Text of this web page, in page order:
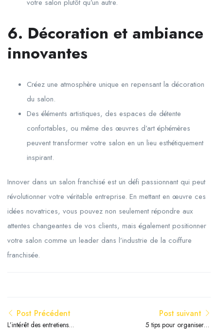
votre salon plutôt qu’un autre.
6. Décoration et ambiance
innovantes
Créez une atmosphère unique en repensant la décoration
du salon.
Des éléments artistiques, des espaces de détente
confortables, ou même des œuvres d’art éphémères
peuvent transformer votre salon en un lieu esthétiquement
inspirant.
Innover dans un salon franchisé est un défi passionnant qui peut
révolutionner votre véritable entreprise. En mettant en œuvre ces
idées novatrices, vous pouvez non seulement répondre aux
attentes changeantes de vos clients, mais également positionner
votre salon comme un leader dans l’industrie de la coiffure
franchisée.
Post Précédent
L’intérêt des entretiens
Post suivant
5 tips pour organiser le